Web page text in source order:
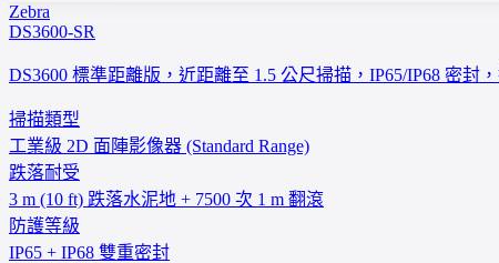
Zebra
DS3600-SR
DS3600 標準距離版，近距離至 1.5 公尺掃描，IP65/IP68 密封
掃描類型
工業級 2D 面陣影像器 (Standard Range)
跌落耐受
3 m (10 ft) 跌落水泥地 + 7500 次 1 m 翻滾
防護等級
IP65 + IP68 雙重密封